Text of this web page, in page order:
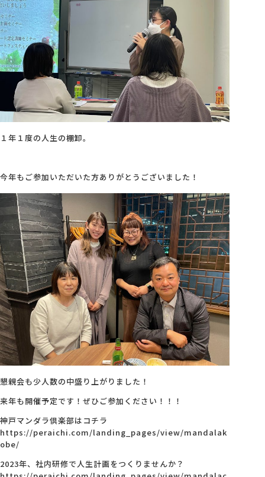
１年１度の人生の棚卸。
今年もご参加いただいた方ありがとうございました！
懇親会も少人数の中盛り上がりました！
来年も開催予定です！ぜひご参加ください！！！
神戸マンダラ倶楽部はコチラ
https://peraichi.com/landing_pages/view/mandalak
obe/
2023年、社内研修で人生計画をつくりませんか？